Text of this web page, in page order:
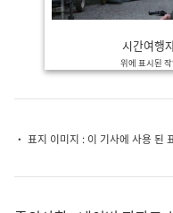
시간여행
위에 표시된
・ 표지 이미지 : 이 기사에 사용 된